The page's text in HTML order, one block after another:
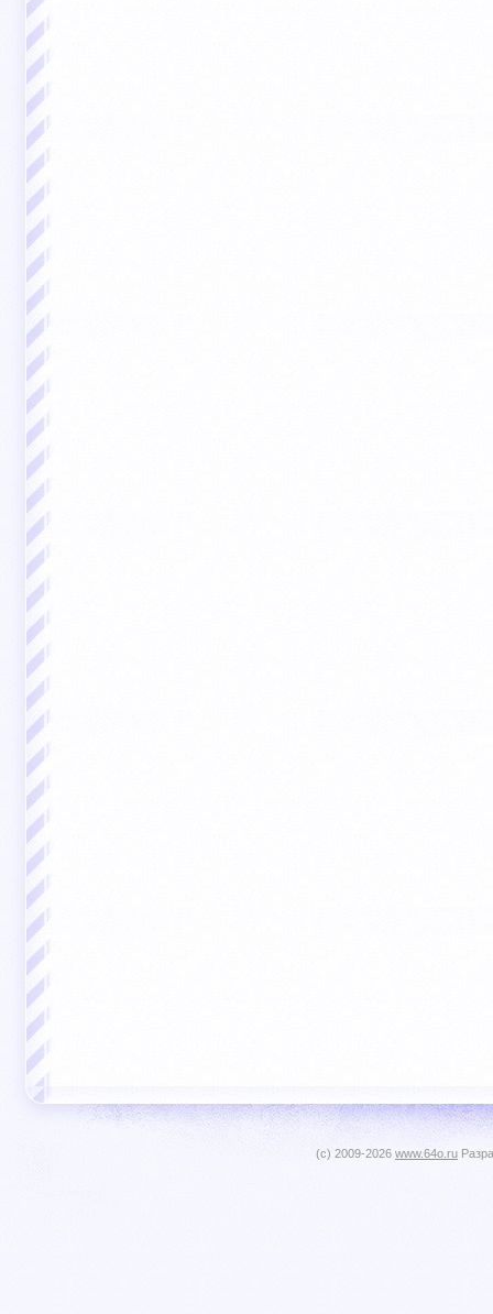
(c) 2009-2026 www.64o.ru